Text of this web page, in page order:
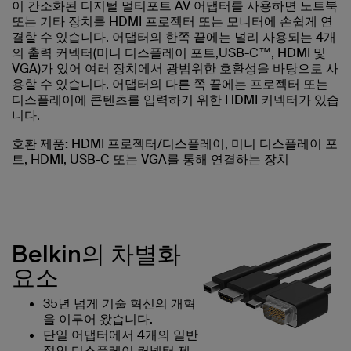
이 간소화된 디지털 멀티포트 AV 어댑터를 사용하면 노트북
또는 기타 장치를 HDMI 프로젝터 또는 모니터에 손쉽게 연
결할 수 있습니다. 어댑터의 한쪽 끝에는 널리 사용되는 4개
의 출력 커넥터(미니 디스플레이 포트,USB-C™, HDMI 및
VGA)가 있어 여러 장치에서 광범위한 호환성을 바탕으로 사
용할 수 있습니다. 어댑터의 다른 쪽 끝에는 프로젝터 또는
디스플레이에 콘텐츠를 입력하기 위한 HDMI 커넥터가 있습
니다.
호환 제품: HDMI 프로젝터/디스플레이, 미니 디스플레이 포
트, HDMI, USB-C 또는 VGA를 통해 연결하는 장치
Belkin의 차별화
요소
35년 넘게 기술 혁신의 개혁
을 이루어 왔습니다.
단일 어댑터에서 4개의 일반